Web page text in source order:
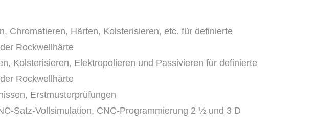
Chromatieren, Härten, Kolsterisieren, etc. für definierte
Rockwellhärte
Kolsterisieren, Elektropolieren und Passivieren für definierte
Rockwellhärte
Erstmusterprüfungen
Satz-Vollsimulation, CNC-Programmierung 2 ½ und 3 D